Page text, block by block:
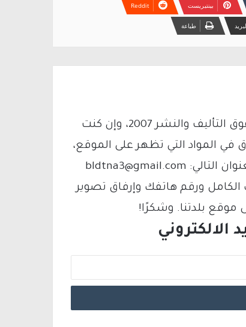
بينتيريست
طباعة
يتم الاستخدام المواد وفقًا للمادة 27 أ من قانون حقوق التأليف والنشر 2007، وإن كنت
في المواد التي تظهر على الموقع،
فيمكنك التواصل معنا عبر البريد الإلكتروني على العنوان التالي: bldtna3@gmail.com
ورقم هاتفك وإرفاق تصوير
بلدتنا. وشكرًا!
الالكتروني